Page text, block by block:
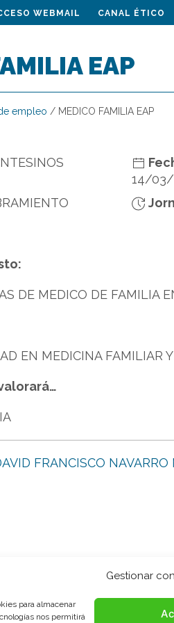
Gestionar
para almacenar
nos permitirá
WEBMAIL CANAL ÉTICO
EAP
empleo / MEDICO FAMILIA EAP
14/03/
DE MEDICO DE FAMILIA
EN MEDICINA FAMILIAR
FRANCISCO NAVARRO